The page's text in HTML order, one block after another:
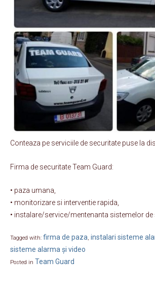
Conteaza pe serviciile de securitate puse la
Firma de securitate Team Guard:
• paza umana,
• monitorizare si interventie rapida,
• instalare/service/mentenanta sistemelor de
Tagged with: firma de paza, instalari sisteme
sisteme alarma și video
Posted in Team Guard